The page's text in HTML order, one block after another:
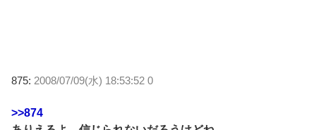
875: 2008/07/09(水) 18:53:52 0
>>874